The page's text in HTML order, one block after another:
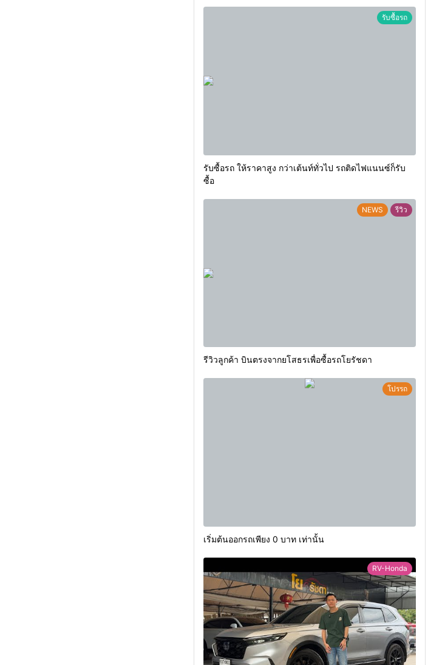
รับซื้อรถ
รับซื้อรถ ให้ราคาสูง กว่าเต้นท์ทั่วไป รถติดไฟแนนซ์ก็รับ
ซื้อ
NEWS รีวิว
รีวิวลูกค้า บินตรงจากยโสธรเพื่อซื้อรถโยรัชดา
โปรรถ
เริ่มต้นออกรถเพียง 0 บาท เท่านั้น
RV-Honda